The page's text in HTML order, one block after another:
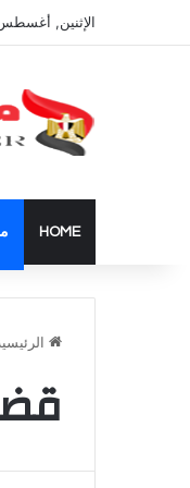
الإثنين, أغسطس 3
HOME